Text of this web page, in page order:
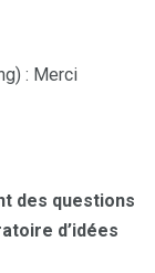
: Merci
des questions
d’idées